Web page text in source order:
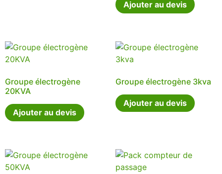
Ajouter au devis
Groupe électrogène
20KVA
Ajouter au devis
Groupe électrogène 3kva
Ajouter au devis